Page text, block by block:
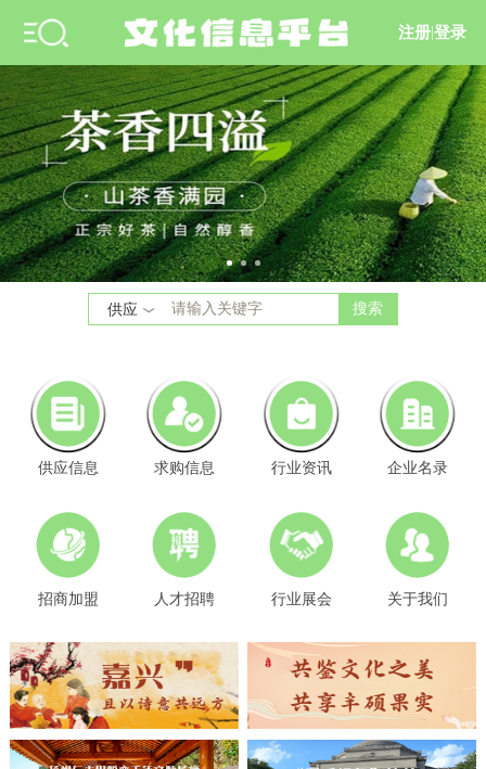
注册 |登录
供应 搜索
供应信息 求购信息 行业资讯 企业名录
招商加盟 人才招聘 行业展会 关于我们